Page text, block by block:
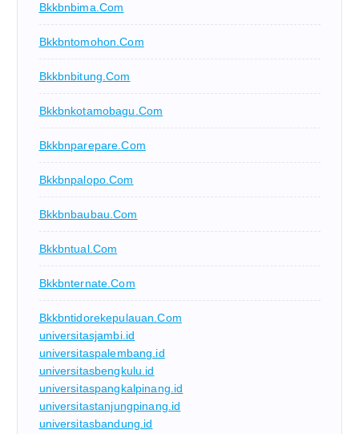
Bkkbnbima.com
Bkkbntomohon.com
Bkkbnbitung.com
Bkkbnkotamobagu.com
Bkkbnparepare.com
Bkkbnpalopo.com
Bkkbnbaubau.com
Bkkbntual.com
Bkkbnternate.com
Bkkbntidorekepulauan.com
universitasjambi.id
universitaspalembang.id
universitasbengkulu.id
universitaspangkalpinang.id
universitastanjungpinang.id
universitasbandung.id